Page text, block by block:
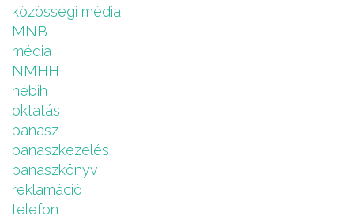
közösségi média
MNB
média
NMHH
nébih
oktatás
panasz
panaszkezelés
panaszkönyv
reklamáció
telefon